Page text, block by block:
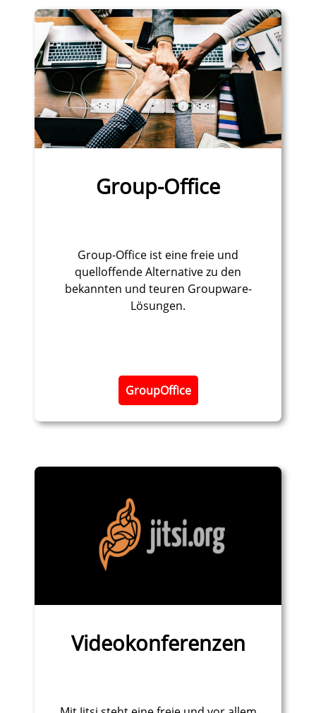
Group-Office
Group-Office ist eine freie und
quelloffende Alternative zu den
bekannten und teuren Groupware-
Lösungen.
​GroupOffice
Videokonferenzen